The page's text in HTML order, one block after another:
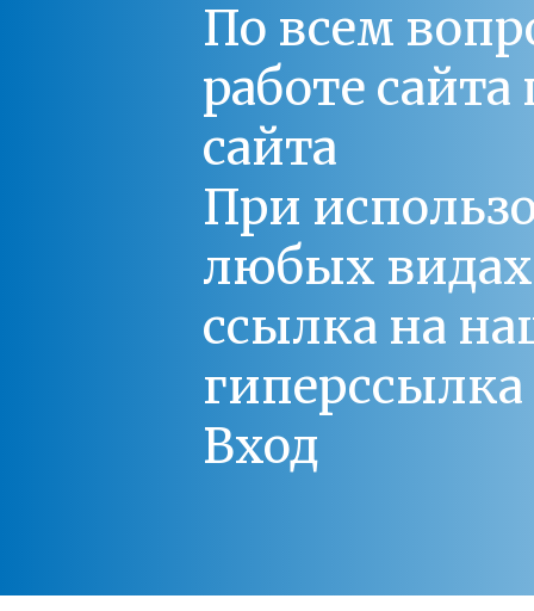
По всем
работе
сайта
При
любых
ссылка на
Вход